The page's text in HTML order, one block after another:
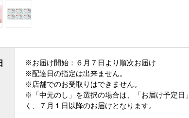
※お届け開始：６月７日より順次お届け
※配達日の指定は出来ません。
※店舗でのお受取りはできません。
※「中元のし」を選択の場合は、「お届け予定日
く、７月１日以降のお届けとなります。